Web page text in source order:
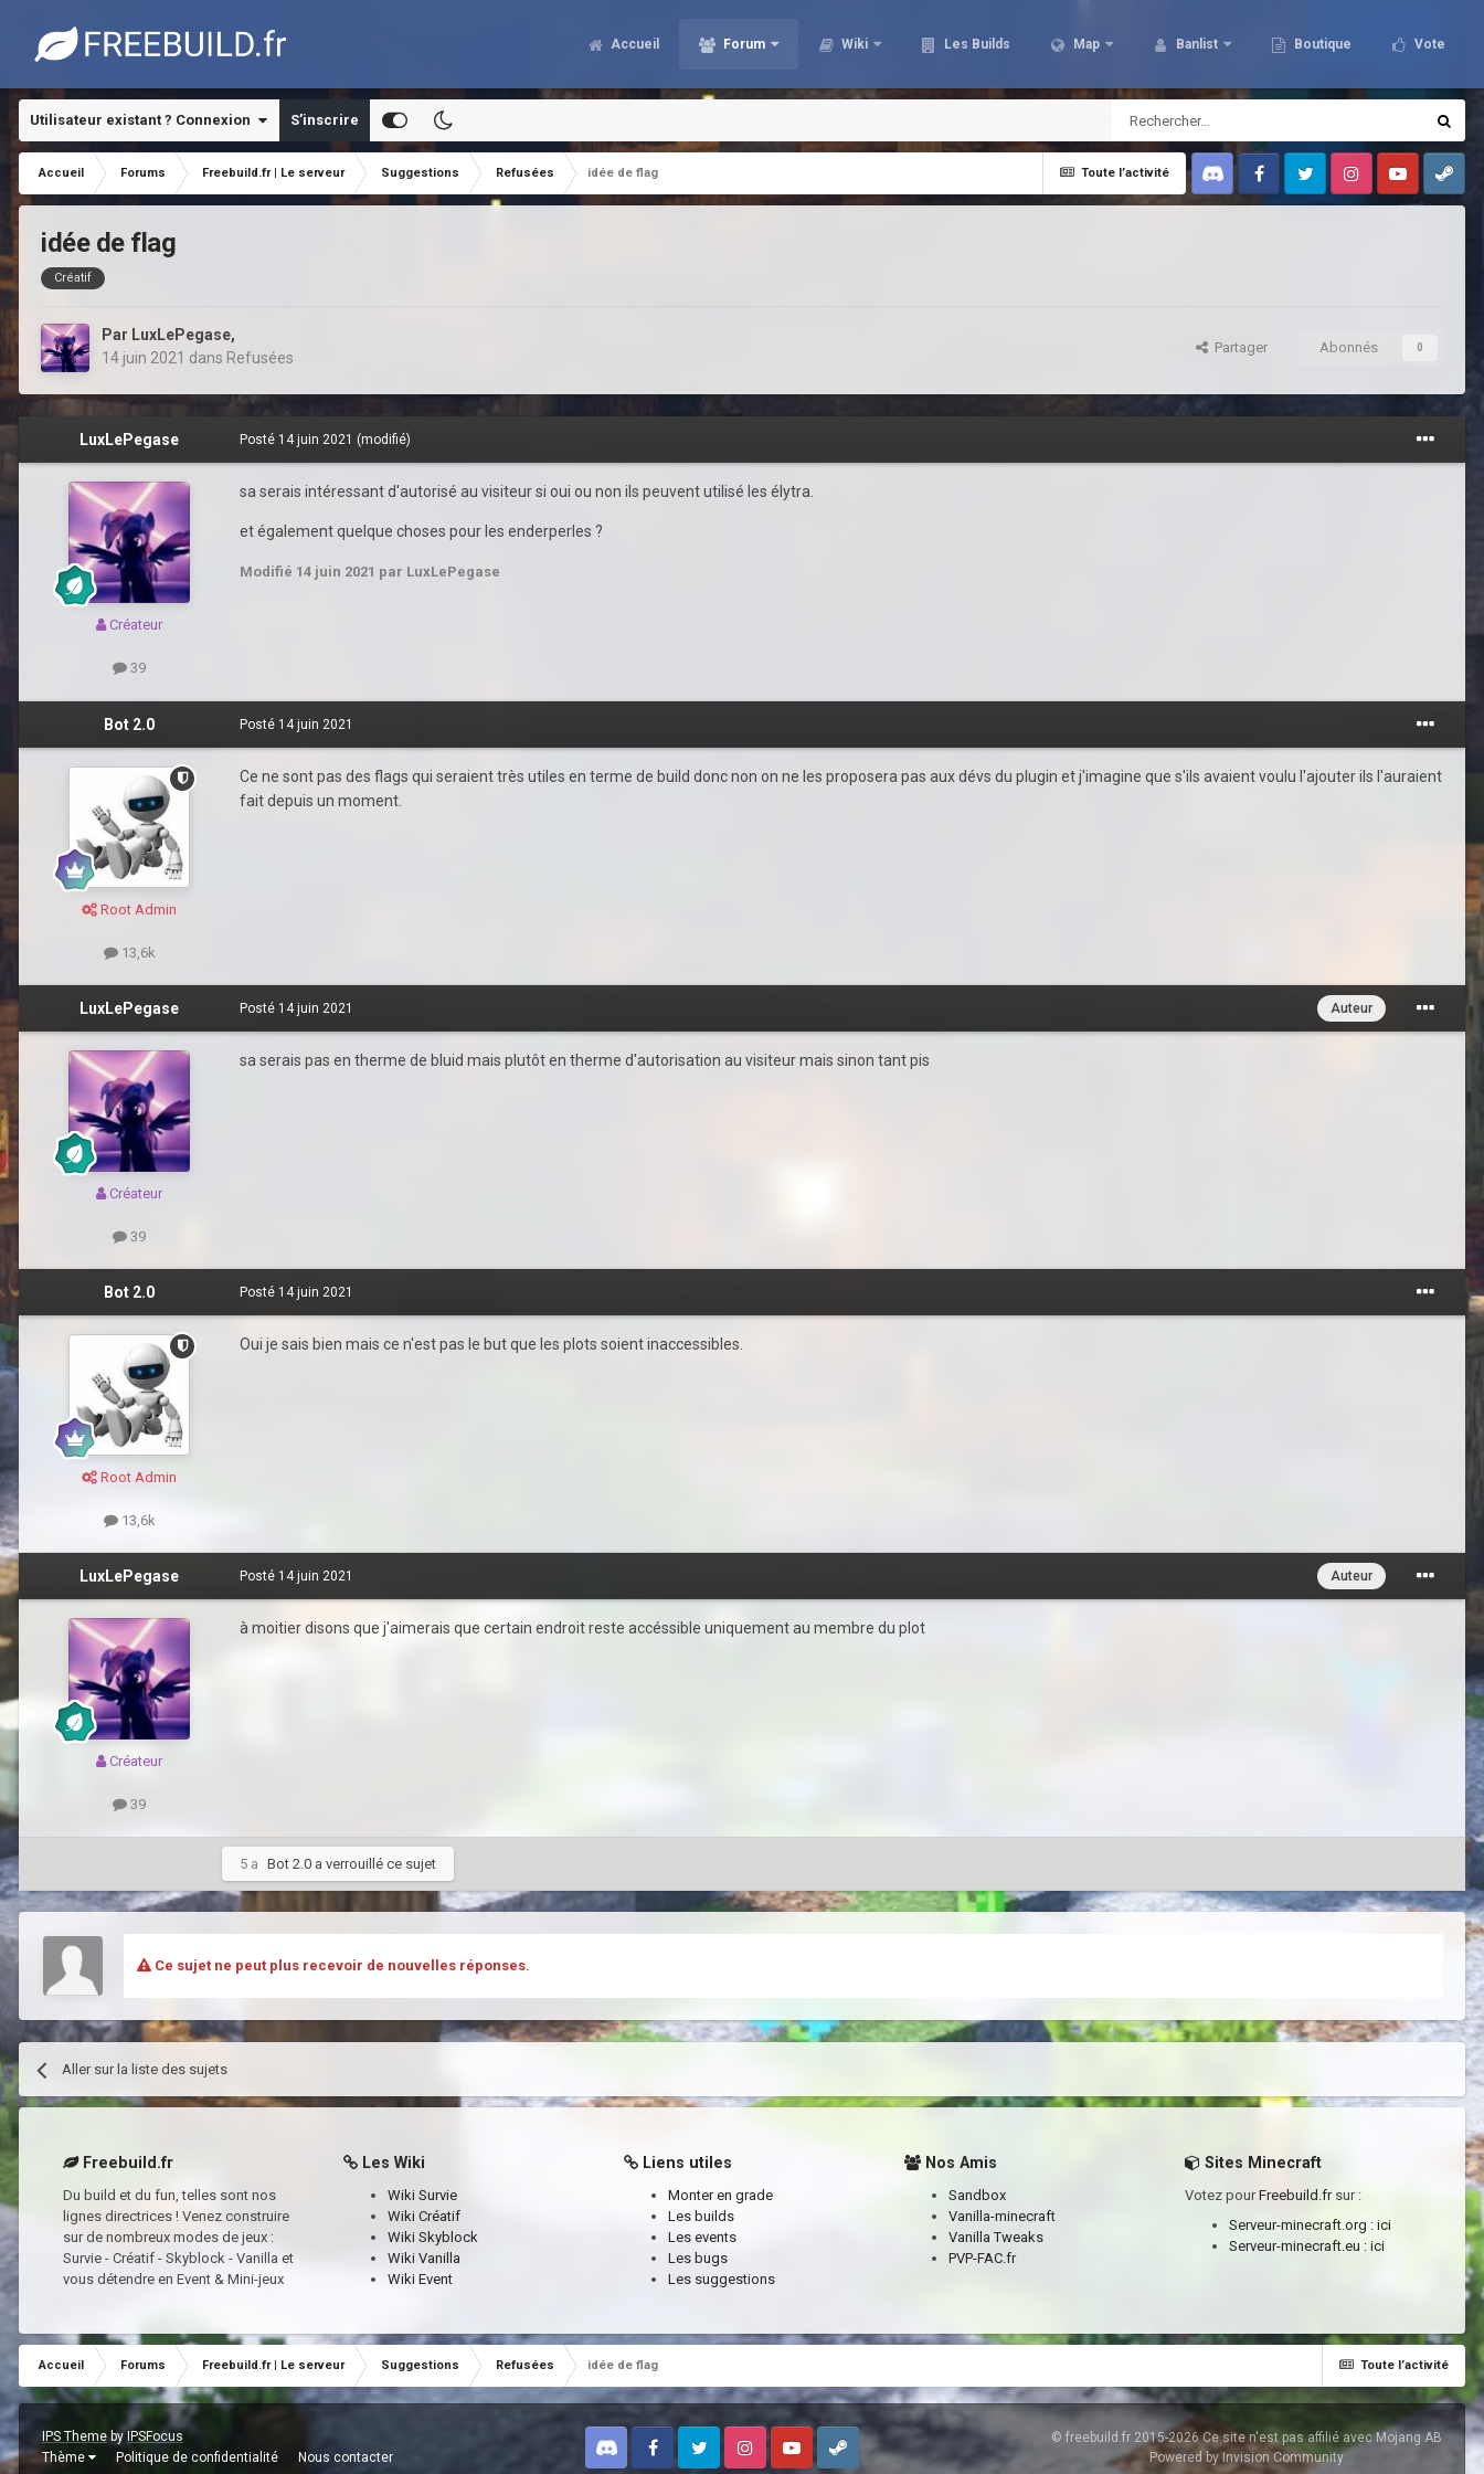
Accueil Forum Wiki Les Builds Map Banlist Boutique Vote
Utilisateur existant ? Connexion S’inscrire
Toute l’activité
Accueil Forums Freebuild.fr | Le serveur Suggestions Refusées
idée de flag
Discord FacebookTwitter InstagramYoutubeSteam
idée de flag
Créatif
Par LuxLePegase,
14 juin 2021 dans Refusées
Partager Abonnés 0
LuxLePegase
Créateur
39
Posté 14 juin 2021 (modifié)
sa serais intéressant d'autorisé au visiteur si oui ou non ils peuvent utilisé les élytra.
et également quelque choses pour les enderperles ?
Modifié 14 juin 2021 par LuxLePegase
Bot 2.0
Root Admin
13,6k
Posté 14 juin 2021
Ce ne sont pas des flags qui seraient très utiles en terme de build donc non on ne les proposera pas aux dévs du plugin et j'imagine que s'ils avaient voulu l'ajouter ils l'auraient
fait depuis un moment.
LuxLePegase
Créateur
39
Auteur
Posté 14 juin 2021
sa serais pas en therme de bluid mais plutôt en therme d'autorisation au visiteur mais sinon tant pis
Bot 2.0
Root Admin
13,6k
Posté 14 juin 2021
Oui je sais bien mais ce n'est pas le but que les plots soient inaccessibles.
LuxLePegase
Créateur
39
Auteur
Posté 14 juin 2021
à moitier disons que j'aimerais que certain endroit reste accéssible uniquement au membre du plot
5 a Bot 2.0 a verrouillé ce sujet
Ce sujet ne peut plus recevoir de nouvelles réponses.
Aller sur la liste des sujets
Freebuild.fr
Du build et du fun, telles sont nos
lignes directrices ! Venez construire
sur de nombreux modes de jeux :
Survie - Créatif - Skyblock - Vanilla et
vous détendre en Event & Mini-jeux
Les Wiki
Wiki Survie
Wiki Créatif
Wiki Skyblock
Wiki Vanilla
Wiki Event
Liens utiles
Monter en grade
Les builds
Les events
Les bugs
Les suggestions
Nos Amis
Sandbox
Vanilla-minecraft
Vanilla Tweaks
PVP-FAC.fr
Sites Minecraft
Votez pourFreebuild.frsur :
Serveur-minecraft.org : ici
Serveur-minecraft.eu : ici
Toute l’activité
Accueil Forums Freebuild.fr | Le serveur Suggestions Refusées idée de flag
IPS Theme by IPSFocus
Thème
Politique de confidentialité Nous contacter
Discord FacebookTwitter InstagramYoutubeSteam
© freebuild.fr 2015-2026 Ce site n'est pas affilié avec Mojang AB
Powered by Invision Community